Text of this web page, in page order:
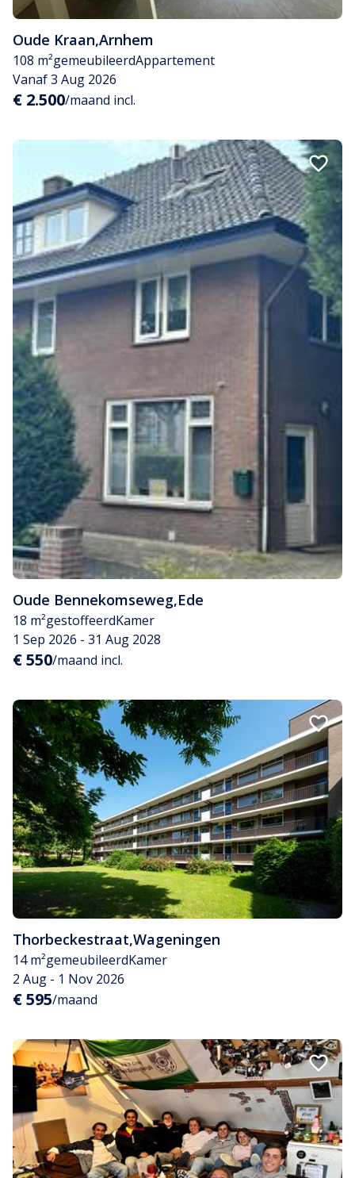
Oude Kraan,Arnhem
108 m²gemeubileerdAppartement
Vanaf 3 Aug 2026
€ 2.500/maand incl.
Oude Bennekomseweg,Ede
18 m²gestoffeerdKamer
1 Sep 2026 - 31 Aug 2028
€ 550/maand incl.
Thorbeckestraat,Wageningen
14 m²gemeubileerdKamer
2 Aug - 1 Nov 2026
€ 595/maand